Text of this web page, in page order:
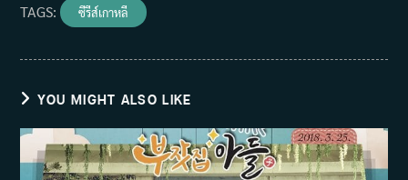
TAGS: ซีรีส์เกาหลี
YOU MIGHT ALSO LIKE